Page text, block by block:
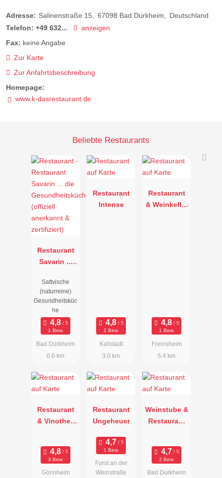
Adresse: Salinenstraße 15 67098 Bad Dürkheim
Deutschland
Telefon: +49 632...
anzeigen
Fax: keine Angabe
Zur Karte
Zur Anfahrtsbeschreibung
Homepage:
www.k-dasrestaurant.de
Beliebte Restaurants
Restaurant
Savarin ...
Gesundheits
küche
(offiziell
anerkannt &
zertifiziert)
Sattvische
(naturreine)
Gesundheitsküc
he
1 Bew.
Bad Dürkheim
0.6 km
Restaurant
Intense
2 Bew.
Kallstadt
3.0 km
Restaurant
& Weinkeller
1 Bew.
Freinsheim
5.4 km
Restaurant
& Vinothek
3 Bew.
Gönnheim
Restaurant
Ungeheuer
1 Bew.
Forst an der
Weinstraße
Weinstube &
Restaurant
2 Bew.
Bad Dürkheim